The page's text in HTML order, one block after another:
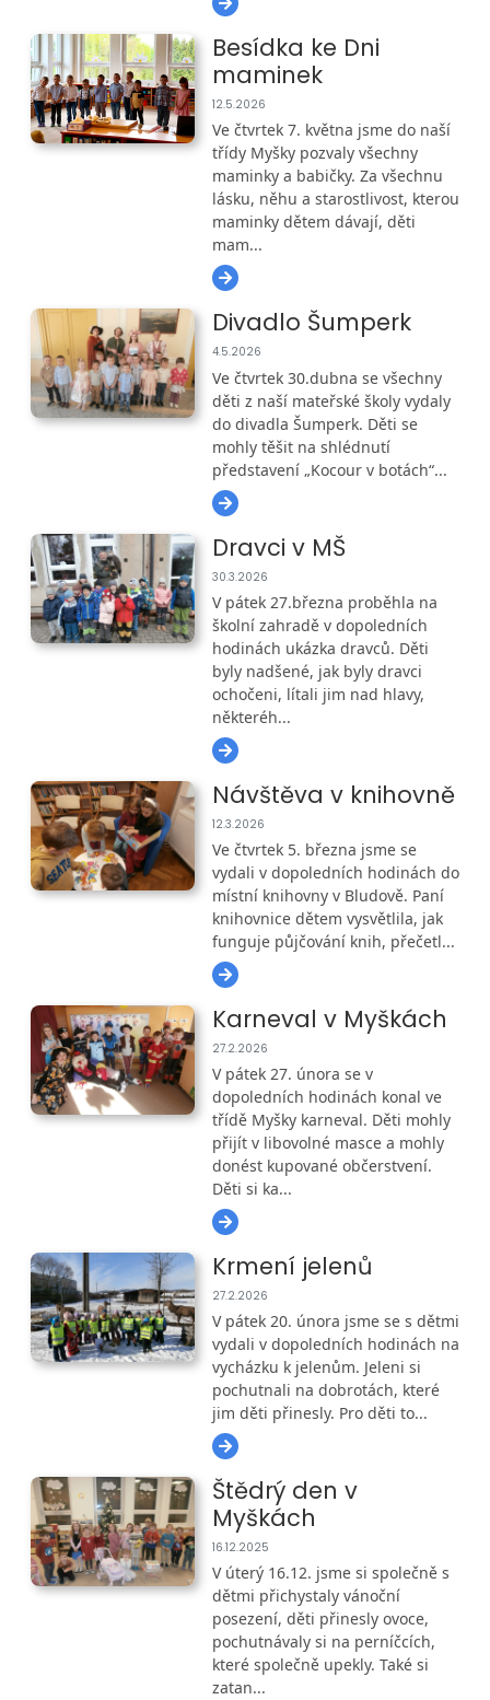
Besídka ke Dni
maminek
12.5.2026
Ve čtvrtek 7. května jsme do naší
třídy Myšky pozvaly všechny
maminky a babičky. Za všechnu
lásku, něhu a starostlivost, kterou
maminky dětem dávají, děti
mam...
Divadlo Šumperk
4.5.2026
Ve čtvrtek 30.dubna se všechny
děti z naší mateřské školy vydaly
do divadla Šumperk. Děti se
mohly těšit na shlédnutí
představení „Kocour v botách“...
Dravci v MŠ
30.3.2026
V pátek 27.března proběhla na
školní zahradě v dopoledních
hodinách ukázka dravců. Děti
byly nadšené, jak byly dravci
ochočeni, lítali jim nad hlavy,
některéh...
Návštěva v knihovně
12.3.2026
Ve čtvrtek 5. března jsme se
vydali v dopoledních hodinách do
místní knihovny v Bludově. Paní
knihovnice dětem vysvětlila, jak
funguje půjčování knih, přečetl...
Karneval v Myškách
27.2.2026
V pátek 27. února se v
dopoledních hodinách konal ve
třídě Myšky karneval. Děti mohly
přijít v libovolné masce a mohly
donést kupované občerstvení.
Děti si ka...
Krmení jelenů
27.2.2026
V pátek 20. února jsme se s dětmi
vydali v dopoledních hodinách na
vycházku k jelenům. Jeleni si
pochutnali na dobrotách, které
jim děti přinesly. Pro děti to...
Štědrý den v
Myškách
16.12.2025
V úterý 16.12. jsme si společně s
dětmi přichystaly vánoční
posezení, děti přinesly ovoce,
pochutnávaly si na perníčcích,
které společně upekly. Také si
zatan...